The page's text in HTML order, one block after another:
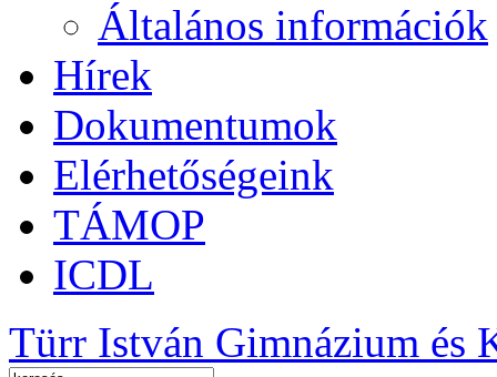
Általános információk
Hírek
Dokumentumok
Elérhetőségeink
TÁMOP
ICDL
Türr István Gimnázium és